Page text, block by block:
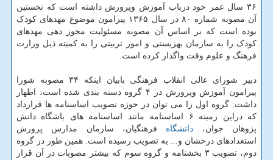
۳۶ سال عمر خود درباب آموزش وپرورش داشته است که نخستین
آن مصوبه شماره ۸۰ در سال ۱۳۶۵ پیرامون موضوع مهدهای کودک
بوده است که بر اساس آن مصوبه مسئولیت مجوز دهی مهدهای
کودک را به سازمان بهزیستی و امور تربیتی را به کمیته ذیل وزارت
فرهنگ و علوم وقت واگذار کرده است.
دبیر شورای عالی انقلاب فرهنگی بابیان اینکه ۳۴ مصوبه شورا
پیرامون آموزش وپرورش در ۴ گروه دسته بندی شده است، اظهار
داشت: گروه اول را می توان در حوزه تصویب اساسنامه ها قرارداد
که دراین زمینه ۶ اساسنامه مانند اساسنامه های باشگاه دانش
پژوهان جوان، دانشگاه فرهنگیان، سازمان مدارس پرورش
استعدادهای درخشان و... به تصویب رسیده است. همین طور در گروه
دوم، تصویب ۳ بخشنامه و گروه سوم که بیشتر مصوبات در آن قرار